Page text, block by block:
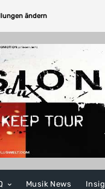
ändern
Musik News